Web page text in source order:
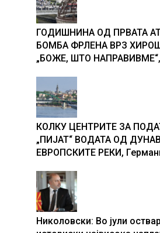
ГОДИШНИНА ОД ПРВАТА
БОМБА ФРЛЕНА ВРЗ
„БОЖЕ, ШТО
учесниците во
доживуваа овој настан што
промени текот на
КОЛКУ ЦЕНТРИТЕ ЗА
„ПИЈАТ“ ВОДАТА ОД
ЕВРОПСКИТЕ РЕКИ,
центри за податоци
Николовски: Во јули